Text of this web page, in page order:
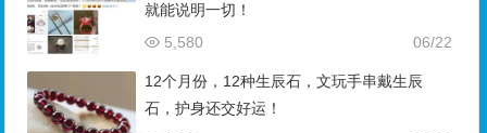
就能说明一切！
06/22
5,580
12个月份，12种生辰石，文玩手串戴生辰
石，护身还交好运！